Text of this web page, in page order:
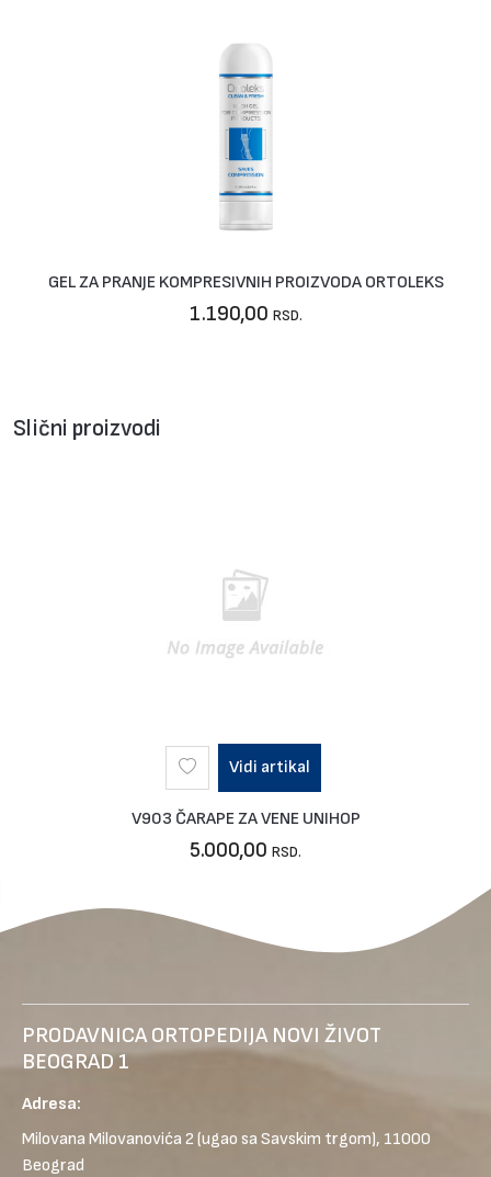
GEL ZA PRANJE KOMPRESIVNIH PROIZVODA ORTOLEKS
1.190,00 RSD.
Slični proizvodi
Vidi artikal
V903 ČARAPE ZA VENE UNIHOP
5.000,00 RSD.
PRODAVNICA ORTOPEDIJA NOVI ŽIVOT
BEOGRAD 1
Adresa:
Milovana Milovanovića 2 (ugao sa Savskim trgom), 11000
Beograd